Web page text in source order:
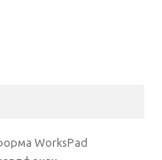
WorksPad